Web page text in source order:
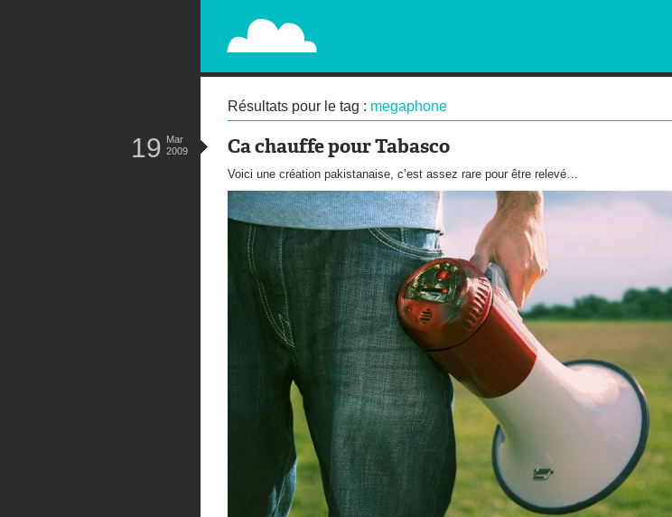
PAPERPLANE
STREET, AMBIENT, GUÉRILLA MARKETING AND OUT OF HOME
Résultats pour le tag : megaphone
Ca chauffe pour Tabasco
19 Mar
2009
Voici une création pakistanaise, c’est assez rare pour être relevé…